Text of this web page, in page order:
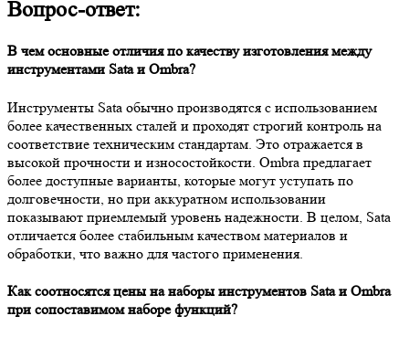
Вопрос-ответ:
В чем основные отличия по качеству изготовления между
инструментами Sata и Ombra?
Инструменты Sata обычно производятся с использованием
более качественных сталей и проходят строгий контроль на
соответствие техническим стандартам. Это отражается в
высокой прочности и износостойкости. Ombra предлагает
более доступные варианты, которые могут уступать по
долговечности, но при аккуратном использовании
показывают приемлемый уровень надежности. В целом, Sata
отличается более стабильным качеством материалов и
обработки, что важно для частого применения.
Как соотносятся цены на наборы инструментов Sata и Ombra
при сопоставимом наборе функций?